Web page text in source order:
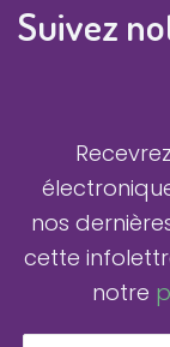
Suivez
nos
cette
notre